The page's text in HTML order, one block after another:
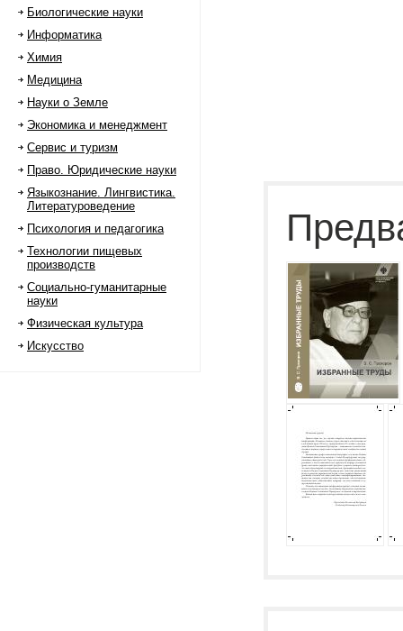
Биологические науки
Информатика
Химия
Медицина
Науки о Земле
Экономика и менеджмент
Сервис и туризм
Право. Юридические науки
Языкознание. Лингвистика.
Литературоведение
Психология и педагогика
Технологии пищевых
производств
Социально-гуманитарные
науки
Физическая культура
Искусство